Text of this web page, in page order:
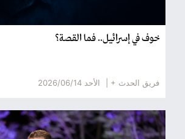
خوف في إسرائيل.. فما القصة؟
فريق الحدث + | الأحد 2026/06/14